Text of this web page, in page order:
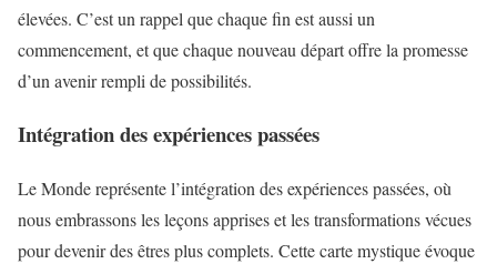
élevées. C’est un rappel que chaque fin est aussi un
commencement, et que chaque nouveau départ offre la promesse
d’un avenir rempli de possibilités.
Intégration des expériences passées
Le Monde représente l’intégration des expériences passées, où
nous embrassons les leçons apprises et les transformations vécues
pour devenir des êtres plus complets. Cette carte mystique évoque